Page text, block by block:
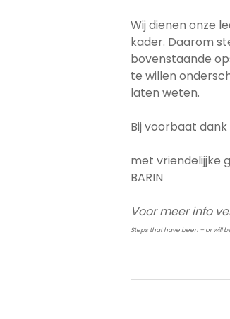
Wij dienen onze
kader. Daarom
bovenstaande
te willen
laten weten.
Bij voorbaat
met vriendelijjke
BARIN
Voor meer info
Steps that have been – or will